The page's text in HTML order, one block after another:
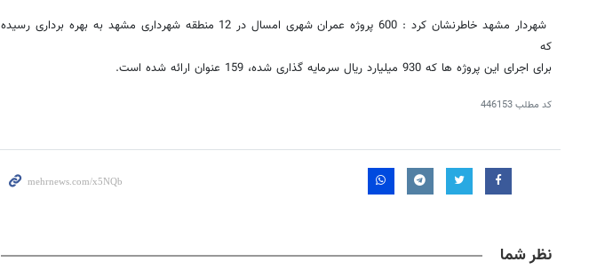
شهردار مشهد خاطرنشان کرد : 600 پروژه عمران شهری امسال در 12 منطقه شهرداری مشهد به بهره برداری رسیده
که
برای اجرای این پروژه ها که 930 میلیارد ریال سرمایه گذاری شده، 159 عنوان ارائه شده است.
کد مطلب446153
نظر شما